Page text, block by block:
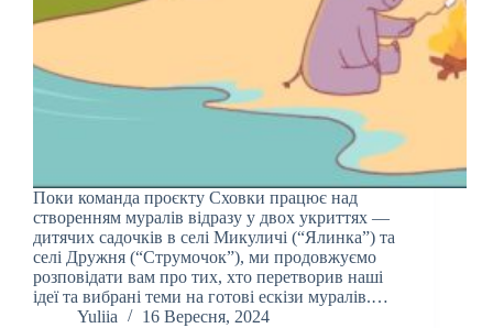
Поки команда проєкту Сховки працює над
створенням муралів відразу у двох укриттях —
дитячих садочків в селі Микуличі (“Ялинка”) та
селі Дружня (“Струмочок”), ми продовжуємо
розповідати вам про тих, хто перетворив наші
ідеї та вибрані теми на готові ескізи муралів.…
Yuliia
16 Вересня, 2024